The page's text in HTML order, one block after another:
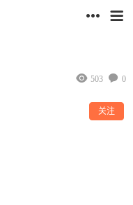
0
503
关注